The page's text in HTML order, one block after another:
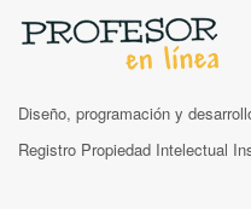
Diseño, programación y
Registro Propiedad Intelectual